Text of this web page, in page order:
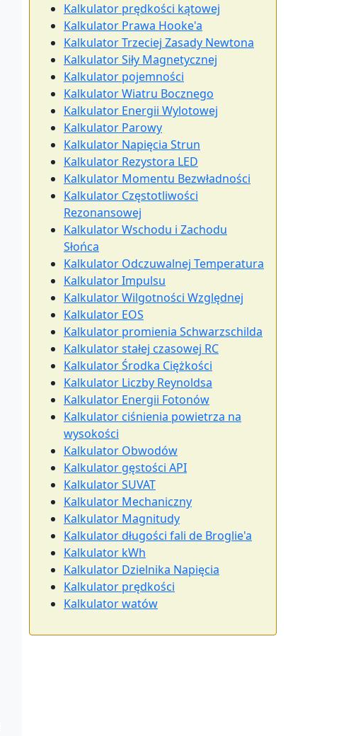
Kalkulator prędkości kątowej
Kalkulator Prawa Hooke'a
Kalkulator Trzeciej Zasady Newtona
Kalkulator Siły Magnetycznej
Kalkulator pojemności
Kalkulator Wiatru Bocznego
Kalkulator Energii Wylotowej
Kalkulator Parowy
Kalkulator Napięcia Strun
Kalkulator Rezystora LED
Kalkulator Momentu Bezwładności
Kalkulator Częstotliwości
Rezonansowej
Kalkulator Wschodu i Zachodu
Słońca
Kalkulator Odczuwalnej Temperatura
Kalkulator Impulsu
Kalkulator Wilgotności Względnej
Kalkulator EOS
Kalkulator promienia Schwarzschilda
Kalkulator stałej czasowej RC
Kalkulator Środka Ciężkości
Kalkulator Liczby Reynoldsa
Kalkulator Energii Fotonów
Kalkulator ciśnienia powietrza na
wysokości
Kalkulator Obwodów
Kalkulator gęstości API
Kalkulator SUVAT
Kalkulator Mechaniczny
Kalkulator Magnitudy
Kalkulator długości fali de Broglie'a
Kalkulator kWh
Kalkulator Dzielnika Napięcia
Kalkulator prędkości
Kalkulator watów